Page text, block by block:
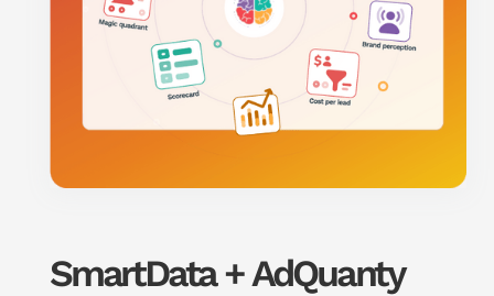
SmartData + AdQuanty